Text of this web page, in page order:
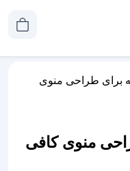
برای طراحی منوی
منوی کافی